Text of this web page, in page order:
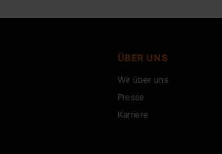
ÜBER UNS
Wir über uns
Presse
Karriere